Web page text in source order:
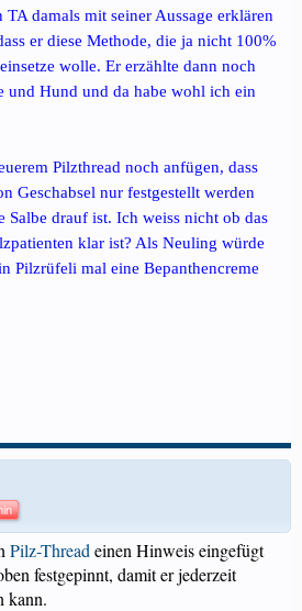
damals mit seiner Aussage erklären
er diese Methode, die ja nicht 100%
wolle. Er erzählte dann noch
und Hund und da habe wohl ich ein
Pilzthread noch anfügen, dass
Geschabsel nur festgestellt werden
Salbe drauf ist. Ich weiss nicht ob das
klar ist? Als Neuling würde
Pilzrüfeli mal eine Bepanthencreme
Pilz-Thread einen Hinweis eingefügt
festgepinnt, damit er jederzeit
kann.